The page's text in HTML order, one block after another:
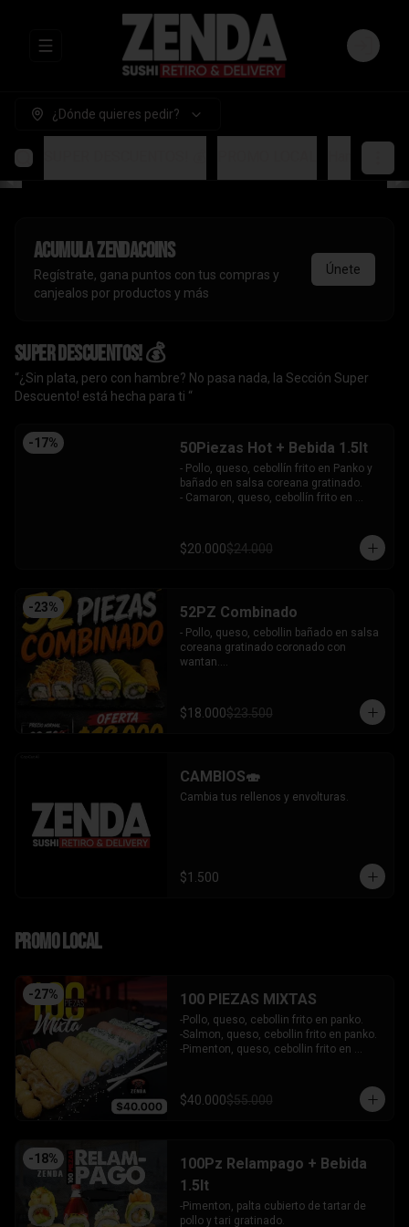
Abrir menu de navegación Login
¿Dónde quieres pedir?
AcumulaZendaCoins
Regístrate, gana puntos con tus compras y
canjealos por productos y más
Únete
SUPER DESCUENTOS! 💰
“¿Sin plata, pero con hambre? No pasa nada, la Sección Super
Descuento! está hecha para ti “
-17% 50Piezas Hot + Bebida 1.5lt
- Pollo, queso, cebollín frito en Panko y
bañado en salsa coreana gratinado.
- Camaron, queso, cebollín frito en
bañado en salsa tari.
- Salmón, queso, cebollín frito en Panko.
$20.000$24.000
-23% 52PZ Combinado
- Pollo, queso, cebollin bañado en salsa
coreana gratinado coronado con
wantan.
wantan.
-kanikama, palta envuelto en sesamo.
gratinado.
+ 2 arrollado primavera.
$18.000$23.500
CAMBIOS🍣
Cambia tus rellenos y envolturas.
$1.500
PROMO LOCAL
-27% 100 PIEZAS MIXTAS
-Pollo, queso, cebollin frito en panko.
-Salmon, queso, cebollin frito en panko.
-Pimenton, queso, cebollin frito en
-Camaron furai, queso, cebollin
envuelto en palta.
salmon.
-Hosomaki de kanikama.
- 5 Gyosas fritas + 5 bolitas de queso.
INCLUYE: 6 SALSAS - 5 PALITOS
$40.000$55.000
-18%
100Pz Relampago + Bebida
1.5lt
-Pimenton, palta cubierto de tartar de
pollo y tari gratinado.